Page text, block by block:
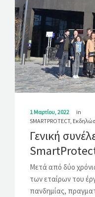
1 Μαρτίου, 2022
in
SMARTPROTECT,
Γενική
Μετά από δύο
των εταίρων του
πανδημίας,